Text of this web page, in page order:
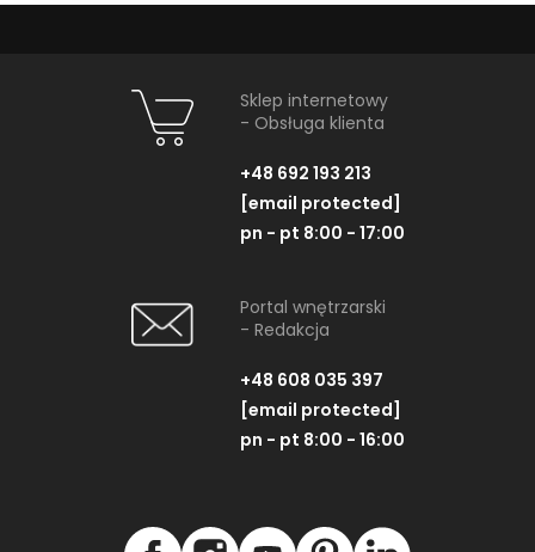
Sklep internetowy
- Obsługa klienta
+48 692 193 213
[email protected]
pn - pt 8:00 - 17:00
Portal wnętrzarski
- Redakcja
+48 608 035 397
[email protected]
pn - pt 8:00 - 16:00